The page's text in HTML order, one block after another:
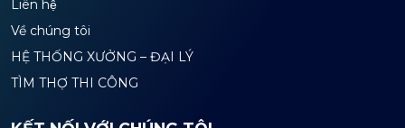
Liên hệ
Về chúng tôi
HỆ THỐNG XƯỞNG – ĐẠI LÝ
TÌM THỢ THI CÔNG